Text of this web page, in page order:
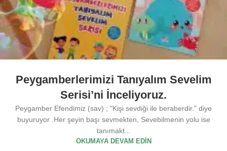
Peygamberlerimizi Tanıyalım Sevelim
Serisi’ni İnceliyoruz.
Peygamber Efendimiz (sav) ; "Kişi sevdiği ile beraberdir." diye
buyuruyor .Her şeyin başı sevmekten, Sevebilmenin yolu ise
tanımakt...
OKUMAYA DEVAM EDIN